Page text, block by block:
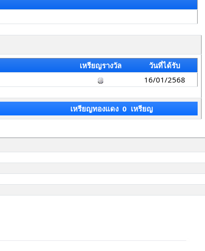
เหรียญรางวัล
วันที่ได้รับ
16/01/2568
เหรียญทองแดง 0 เหรียญ